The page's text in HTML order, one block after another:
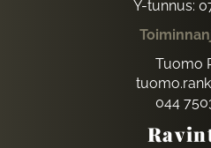
Y-tunnus:
Tuomo
044